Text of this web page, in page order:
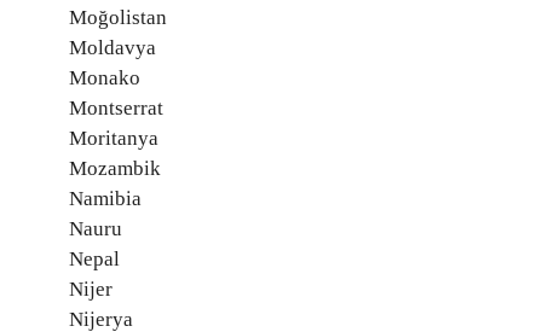
Moğolistan
Moldavya
Monako
Montserrat
Moritanya
Mozambik
Namibia
Nauru
Nepal
Nijer
Nijerya